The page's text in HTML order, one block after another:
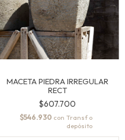
MACETA PIEDRA IRREGULAR
RECT
$607.700
$546.930 con